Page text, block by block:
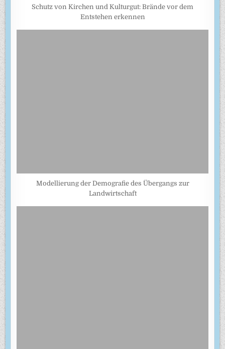
Schutz von Kirchen und Kulturgut: Brände vor dem
Entstehen erkennen
Modellierung der Demografie des Übergangs zur
Landwirtschaft